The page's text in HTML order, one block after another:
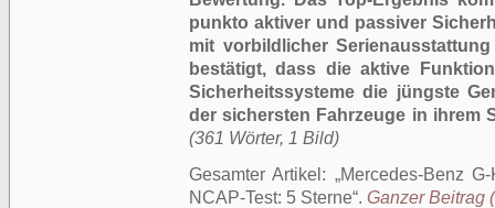
punkto aktiver und passiver
mit vorbildlicher
bestätigt, dass die aktive
Sicherheitssysteme die jüngste
der sichersten Fahrzeuge in ihrem
(361 Wörter, 1 Bild)
Gesamter Artikel:
Mercedes-Benz
NCAP-Test: 5 Sterne . Ganzer Beitrag